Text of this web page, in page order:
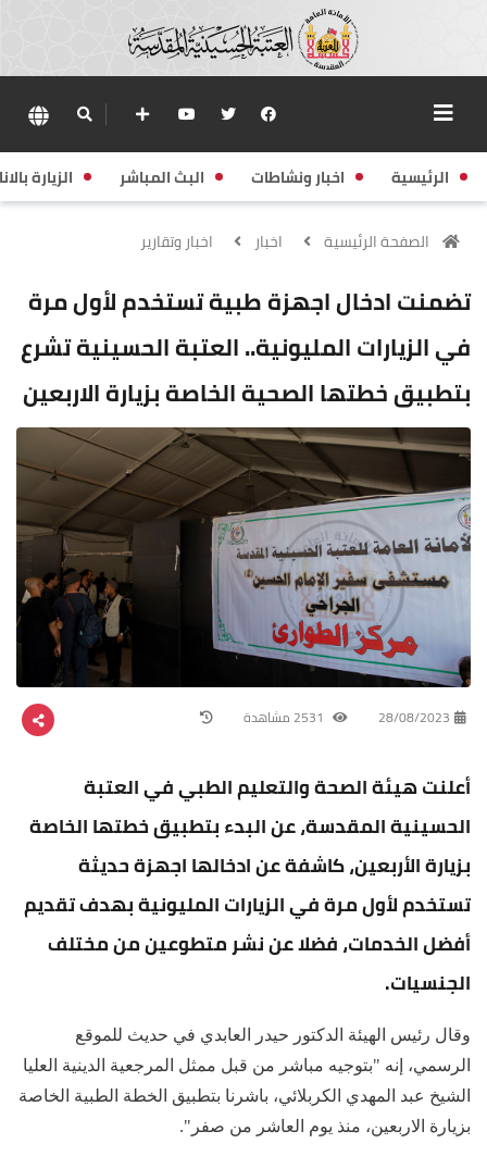
الرئيسية اخبار ونشاطات البث المباشر الزيارة
الصفحة الرئيسية اخبار اخبار وتقارير
تضمنت ادخال اجهزة طبية تستخدم لأول مرة
في الزيارات المليونية.. العتبة الحسينية تشرع
بتطبيق خطتها الصحية الخاصة بزيارة الاربعين
28/08/2023
أعلنت هيئة الصحة والتعليم الطبي في العتبة
الحسينية المقدسة، عن البدء بتطبيق خطتها الخاصة
بزيارة الأربعين، كاشفة عن ادخالها اجهزة حديثة
تستخدم لأول مرة في الزيارات المليونية بهدف تقديم
أفضل الخدمات، فضلا عن نشر متطوعين من مختلف
الجنسيات.
وقال رئيس الهيئة الدكتور حيدر العابدي في حديث للموقع
الرسمي، إنه "بتوجيه مباشر من قبل ممثل المرجعية الدينية العليا
الشيخ عبد المهدي الكربلائي، باشرنا بتطبيق الخطة الطبية الخاصة
بزيارة الاربعين، منذ يوم العاشر من صفر".